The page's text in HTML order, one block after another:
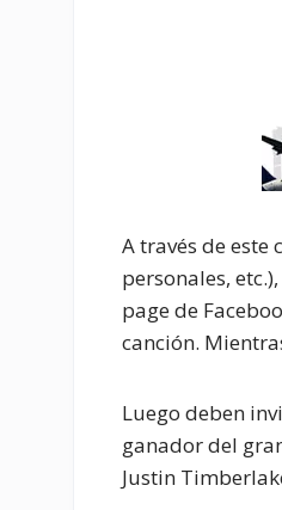
A través de
personales,
page de
canción.
Luego deben
ganador del
Justin